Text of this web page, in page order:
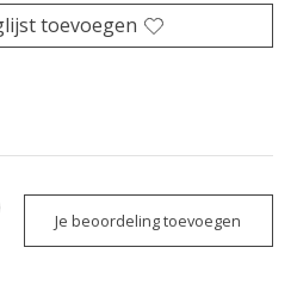
toevoegen
Je beoordeling toevoegen